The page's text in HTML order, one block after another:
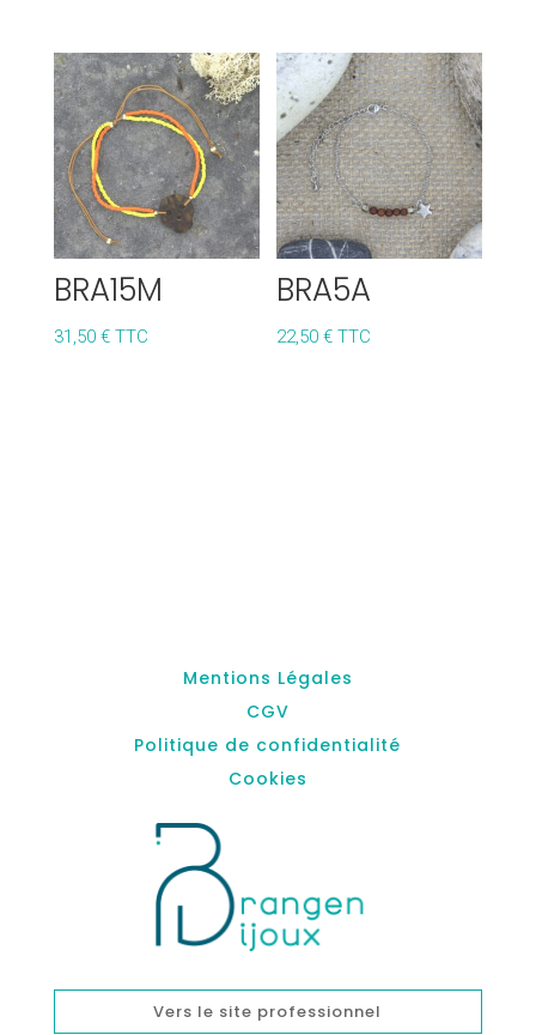
BRA15M
31,50 € TTC
BRA5A
22,50€ TTC
Mentions Légales
CGV
Politique de confidentialité
Cookies
Vers le site professionnel